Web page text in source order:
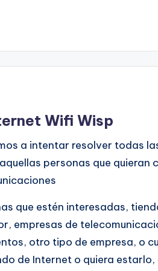
Wifi Wisp
a intentar resolver todas
personas que quieran
que estén interesadas,
empresas de
otro tipo de empresa, o
de Internet o quiera estarlo,